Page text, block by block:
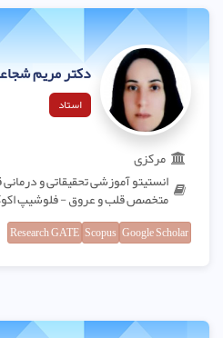
دکتر مریم
استاد
مرکزی
انستیتو آموزشی تحقیقاتی و
متخصص قلب و عروق - فلوشیپ
Google Scholar
Scopus
Research GATE